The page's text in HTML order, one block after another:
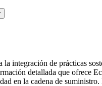
integración de prácticas
detallada que ofrece
en la cadena de